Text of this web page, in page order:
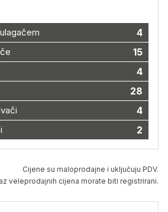
4
15
4
28
4
2
Cijene su maloprodajne i uključuju PDV.
veleprodajnih cijena morate biti registrirani.